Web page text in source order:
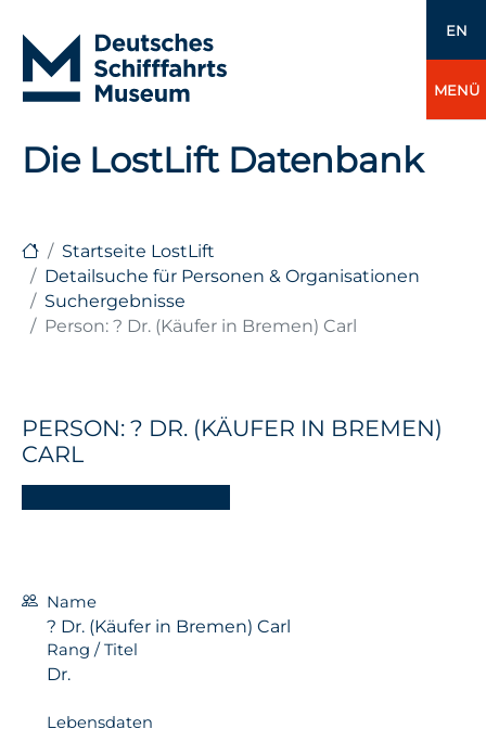
EN
MENÜ
Die LostLift Datenbank
Startseite LostLift
Detailsuche für Personen & Organisationen
Suchergebnisse
Person: ? Dr. (Käufer in Bremen) Carl
PERSON: ? DR. (KÄUFER IN BREMEN)
CARL
Name
? Dr. (Käufer in Bremen) Carl
Rang / Titel
Dr.
Lebensdaten